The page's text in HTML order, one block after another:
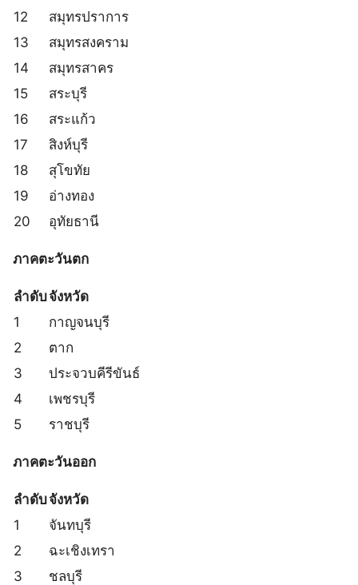
12
สมุทรปราการ
13
สมุทรสงคราม
14
สมุทรสาคร
15
สระบุรี
16
สระแก้ว
17
สิงห์บุรี
18
สุโขทัย
19
อ่างทอง
20
อุทัยธานี
ภาคตะวันตก
ลำดับจังหวัด
1
กาญจนบุรี
2
ตาก
3
ประจวบคีรีขันธ์
4
เพชรบุรี
5
ราชบุรี
ภาคตะวันออก
ลำดับจังหวัด
1
จันทบุรี
2
ฉะเชิงเทรา
3
ชลบุรี